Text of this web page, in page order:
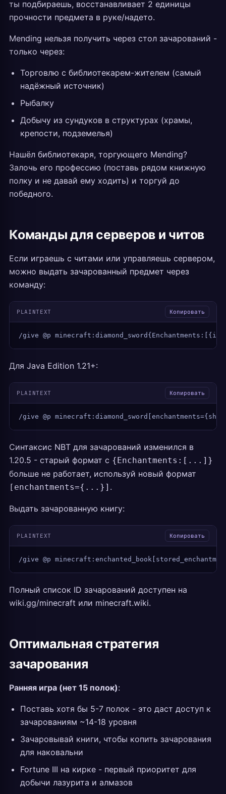
ты подбираешь, восстанавливает 2 единицы
прочности предмета в руке/надето.
Mending нельзя получить через стол зачарований -
только через:
Торговлю с библиотекарем-жителем (самый
надёжный источник)
Рыбалку
Добычу из сундуков в структурах (храмы,
крепости, подземелья)
Нашёл библиотекаря, торгующего Mending?
Залочь его профессию (поставь рядом книжную
полку и не давай ему ходить) и торгуй до
победного.
Команды для серверов и читов
Если играешь с читами или управляешь сервером,
можно выдать зачарованный предмет через
команду:
PLAINTEXT Копировать
/give @p
Для Java Edition 1.21+:
PLAINTEXT Копировать
/give @p
Синтаксис NBT для зачарований изменился в
1.20.5 - старый формат с {Enchantments:[...]}
больше не работает, используй новый формат
[enchantments={...}] .
Выдать зачарованную книгу:
PLAINTEXT Копировать
/give @p
Полный список ID зачарований доступен на
wiki.gg/minecraft или minecraft.wiki.
Оптимальная стратегия
зачарования
Ранняя игра (нет 15 полок):
Поставь хотя бы 5-7 полок - это даст доступ к
зачарованиям ~14-18 уровня
Зачаровывай книги, чтобы копить зачарования
для наковальни
Fortune III на кирке - первый приоритет для
добычи лазурита и алмазов